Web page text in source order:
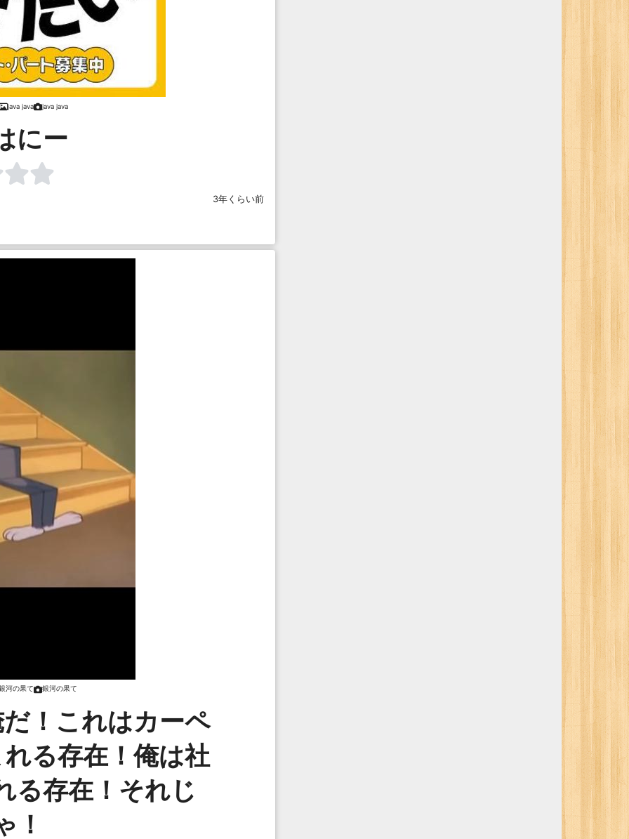
java java java java
にー
3年くらい前
河の果て 銀河の果て
！これはカーペ
る存在！俺は社
る存在！それじ
！